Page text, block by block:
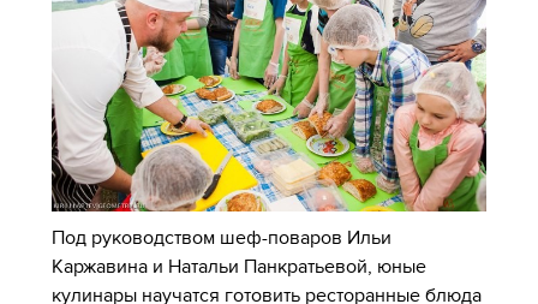
Под руководством шеф-поваров Ильи
Каржавина и Натальи Панкратьевой, юные
кулинары научатся готовить ресторанные блюда